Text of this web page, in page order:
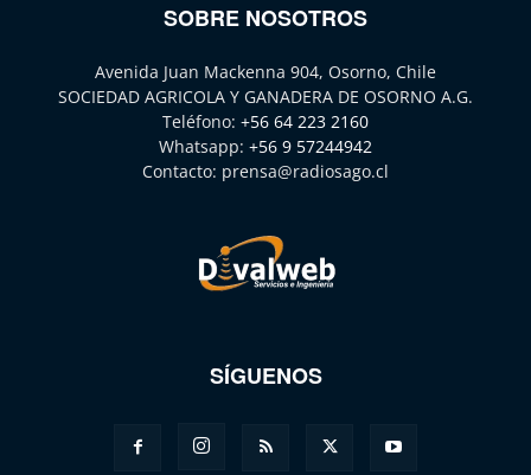
SOBRE NOSOTROS
Avenida Juan Mackenna 904, Osorno, Chile
SOCIEDAD AGRICOLA Y GANADERA DE OSORNO A.G.
Teléfono: +56 64 223 2160
Whatsapp: +56 9 57244942
Contacto: prensa@radiosago.cl
SÍGUENOS